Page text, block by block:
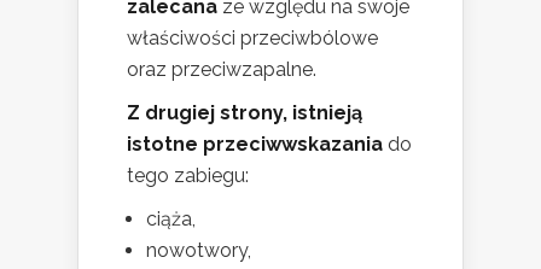
zalecana ze względu na swoje
właściwości przeciwbólowe
oraz przeciwzapalne.
Z drugiej strony, istnieją
istotne przeciwwskazania do
tego zabiegu:
ciąża,
nowotwory,